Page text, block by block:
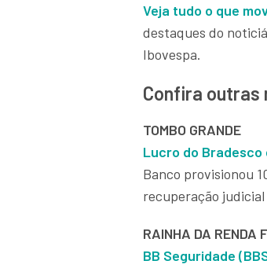
Veja tudo o que
destaques do
Ibovespa.
Confira outras
TOMBO GRANDE
Lucro do
Banco provisionou
recuperação judicial
RAINHA DA RENDA
BB Seguridade